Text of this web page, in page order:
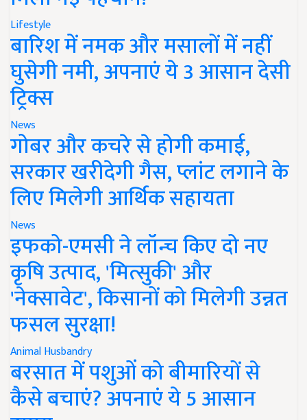
Lifestyle
बारिश में नमक और मसालों में नहीं
घुसेगी नमी, अपनाएं ये 3 आसान देसी
ट्रिक्स
News
गोबर और कचरे से होगी कमाई,
सरकार खरीदेगी गैस, प्लांट लगाने के
लिए मिलेगी आर्थिक सहायता
News
इफको-एमसी ने लॉन्च किए दो नए
कृषि उत्पाद, 'मित्सुकी' और
'नेक्सावेट', किसानों को मिलेगी उन्नत
फसल सुरक्षा!
Animal Husbandry
बरसात में पशुओं को बीमारियों से
कैसे बचाएं? अपनाएं ये 5 आसान